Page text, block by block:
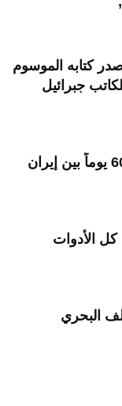
كتابه الموسوم
جبرائيل
إعلان وشيك عن اتفاق لـ60 يوماً بين إيران
الأدوات
البحري